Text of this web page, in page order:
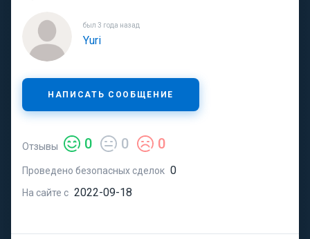
был 3 года назад
Yuri
НАПИСАТЬ СООБЩЕНИЕ
Отзывы 0 0 0
Проведено безопасных сделок 0
На сайте с 2022-09-18